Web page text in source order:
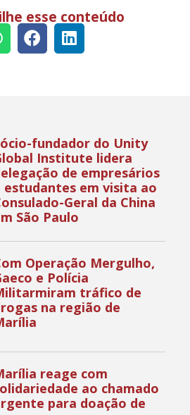
esse conteúdo
fundador do Unity
Institute lidera
de empresários
estudantes em visita ao
Geral da China
São Paulo
Operação Mergulho,
e Polícia
tráfico de
na região de
reage com
ao chamado
para doação de